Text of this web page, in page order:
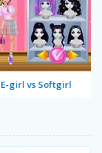
E-girl vs Softgirl